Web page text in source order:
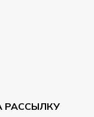
РАССЫЛКУ